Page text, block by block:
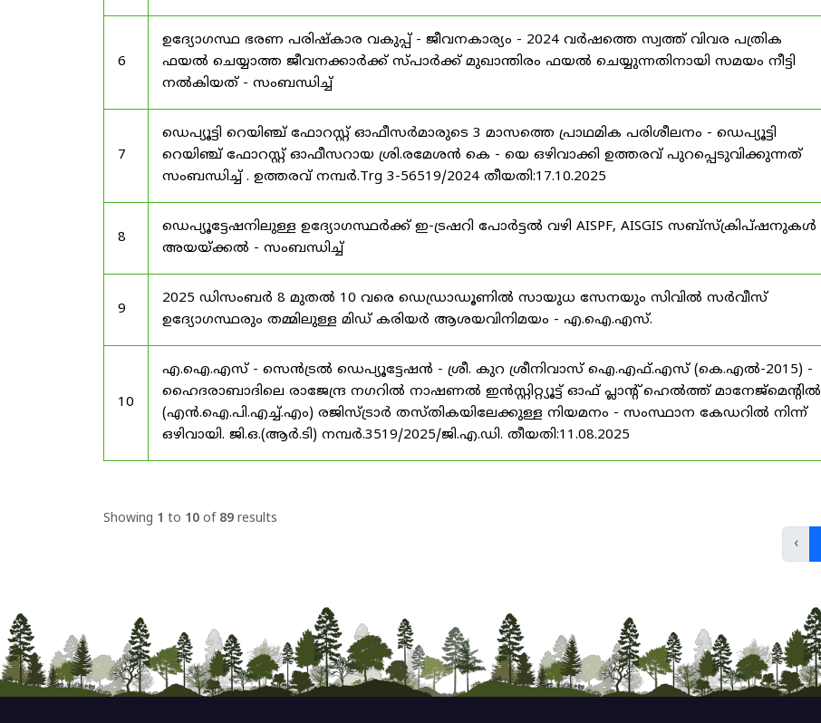
6
ഉദ്യോഗസ്ഥ ഭരണ പരിഷ്കാര വകുപ്പ് - ജീവനകാര്യം - 2024 വർഷത്തെ സ്വത്ത് വിവര പത്രിക
ഫയൽ ചെയ്യാത്ത ജീവനക്കാർക്ക് സ്പാർക്ക് മുഖാന്തിരം ഫയൽ ചെയ്യുന്നതിനായി സമയം നീട്ടി
നൽകിയത് - സംബന്ധിച്ച്
7
ഡെപ്യൂട്ടി റെയിഞ്ച് ഫോറസ്റ്റ് ഓഫീസർമാരുടെ 3 മാസത്തെ പ്രാഥമിക പരിശീലനം - ഡെപ്യൂട്ടി
റെയിഞ്ച് ഫോറസ്റ്റ് ഓഫീസറായ ശ്രി.രമേശൻ കെ - യെ ഒഴിവാക്കി ഉത്തരവ് പുറപ്പെടുവിക്കുന്നത്
സംബന്ധിച്ച് . ഉത്തരവ് നമ്പർ.Trg 3-56519/2024 തീയതി:17.10.2025
8
ഡെപ്യൂട്ടേഷനിലുള്ള ഉദ്യോഗസ്ഥർക്ക് ഇ-ട്രഷറി പോർട്ടൽ വഴി AISPF, AISGIS സബ്‌സ്‌ക്രിപ്‌ഷനുകൾ
അയയ്ക്കൽ - സംബന്ധിച്ച്
9
2025 ഡിസംബർ 8 മുതൽ 10 വരെ ഡെഡ്രാഡൂണിൽ സായുധ സേനയും സിവിൽ സർവീസ്
ഉദ്യോഗസ്ഥരും തമ്മിലുള്ള മിഡ് കരിയർ ആശയവിനിമയം - എ.ഐ.എസ്.
10
എ.ഐ.എസ് - സെൻട്രൽ ഡെപ്യൂട്ടേഷൻ - ശ്രീ. കുറ ശ്രീനിവാസ് ഐ.എഫ്.എസ് (കെ.എൽ-2015) -
ഹൈദരാബാദിലെ രാജേന്ദ്ര നഗറിൽ നാഷണൽ ഇൻസ്റ്റിറ്റ്യൂട്ട് ഓഫ് പ്ലാന്റ് ഹെൽത്ത് മാനേജ്‌മെന്റിൽ
(എൻ.ഐ.പി.എച്ച്.എം) രജിസ്ട്രാർ തസ്തികയിലേക്കുള്ള നിയമനം - സംസ്ഥാന കേഡറിൽ നിന്ന്
ഒഴിവായി. ജി.ഒ.(ആർ.ടി) നമ്പർ.3519/2025/ജി.എ.ഡി. തീയതി:11.08.2025
Showing 1 to 10 of 89 results
‹